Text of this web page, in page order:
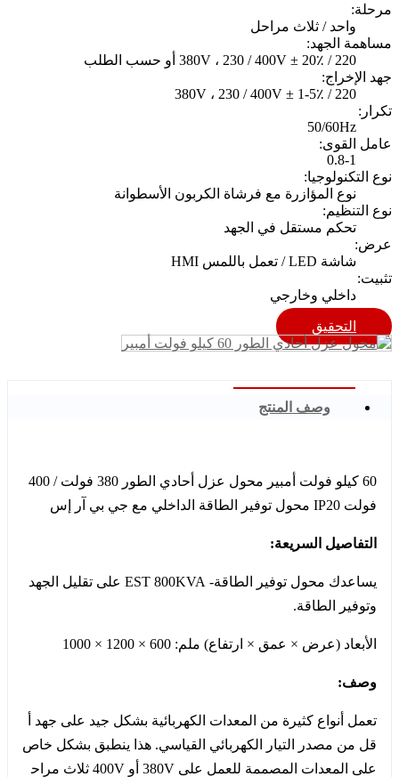
مرحلة:
واحد / ثلاث مراحل
مساهمة الجهد:
220 / 380V ، 230 / 400V ± 20٪ أو حسب الطلب
جهد الإخراج:
220 / 380V ، 230 / 400V ± 1-5٪
تكرار:
50/60Hz
عامل القوى:
0.8-1
نوع التكنولوجيا:
نوع المؤازرة مع فرشاة الكربون الأسطوانة
نوع التنظيم:
تحكم مستقل في الجهد
عرض:
شاشة LED / تعمل باللمس HMI
تثبيت:
داخلي وخارجي
التحقيق
وصف المنتج
60 كيلو فولت أمبير محول عزل أحادي الطور 380 فولت / 400
فولت IP20 محول توفير الطاقة الداخلي مع جي بي آر إس
التفاصيل السريعة:
يساعدك محول توفير الطاقة- EST 800KVA على تقليل الجهد
وتوفير الطاقة.
الأبعاد (عرض × عمق × ارتفاع) ملم: 600 × 1200 × 1000
وصف:
تعمل أنواع كثيرة من المعدات الكهربائية بشكل جيد على جهد أ
قل من مصدر التيار الكهربائي القياسي. هذا ينطبق بشكل خاص
على المعدات المصممة للعمل على 380V أو 400V ثلاث مراح